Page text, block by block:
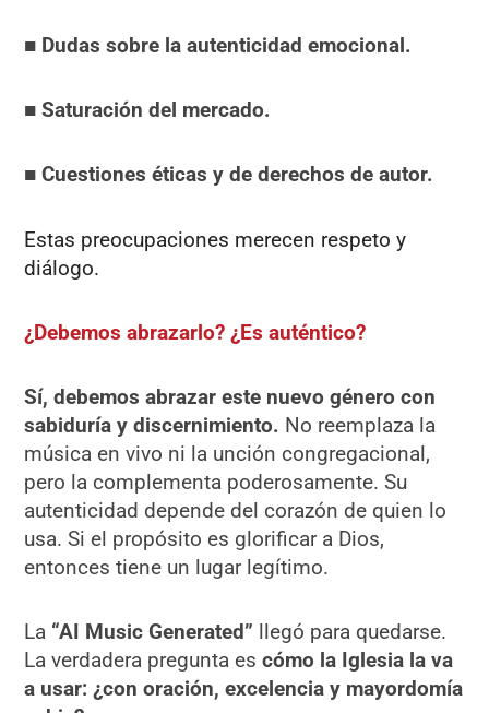
■ Dudas sobre la autenticidad emocional.
■ Saturación del mercado.
■ Cuestiones éticas y de derechos de autor.
Estas preocupaciones merecen respeto y
diálogo.
¿Debemos abrazarlo? ¿Es auténtico?
Sí, debemos abrazar este nuevo género con
sabiduría y discernimiento. No reemplaza la
música en vivo ni la unción congregacional,
pero la complementa poderosamente. Su
autenticidad depende del corazón de quien lo
usa. Si el propósito es glorificar a Dios,
entonces tiene un lugar legítimo.
La “AI Music Generated” llegó para quedarse.
La verdadera pregunta escómo la Iglesia la va
a usar: ¿con oración, excelencia y mayordomía